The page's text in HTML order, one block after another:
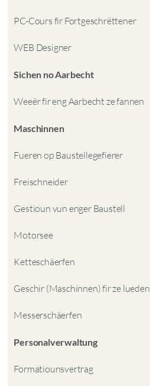
PC-Cours fir Fortgeschrëttener
WEB Designer
Sichen no Aarbecht
Weeër fir eng Aarbecht ze fannen
Maschinnen
Fueren op Baustellegefierer
Freischneider
Gestioun vun enger Baustell
Motorsee
Ketteschäerfen
Geschir (Maschinnen) fir ze lueden
Messerschäerfen
Personalverwaltung
Formatiounsvertrag